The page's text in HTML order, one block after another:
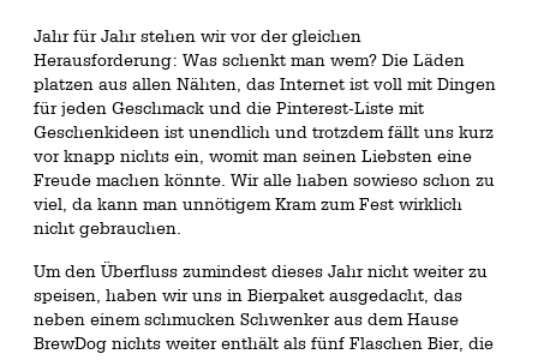
Jahr für Jahr stehen wir vor der gleichen
Herausforderung: Was schenkt man wem? Die Läden
platzen aus allen Nähten, das Internet ist voll mit Dingen
für jeden Geschmack und die Pinterest-Liste mit
Geschenkideen ist unendlich und trotzdem fällt uns kurz
vor knapp nichts ein, womit man seinen Liebsten eine
Freude machen könnte. Wir alle haben sowieso schon zu
viel, da kann man unnötigem Kram zum Fest wirklich
nicht gebrauchen.
Um den Überfluss zumindest dieses Jahr nicht weiter zu
speisen, haben wir uns in Bierpaket ausgedacht, das
neben einem schmucken Schwenker aus dem Hause
BrewDog nichts weiter enthält als fünf Flaschen Bier, die